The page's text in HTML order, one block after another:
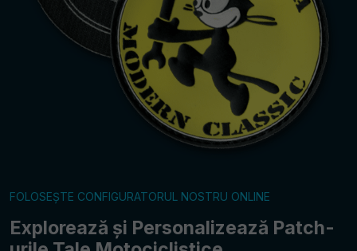
FOLOSEȘTE CONFIGURATORUL NOSTRU ONLINE
Explorează și Personalizează Patch-